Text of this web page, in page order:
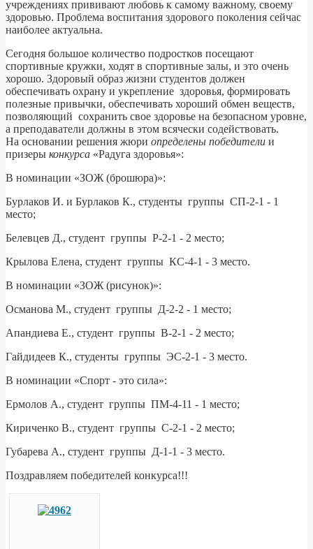
учреждениях прививают любовь к самому важному, своему
здоровью. Проблема воспитания здорового поколения сейчас
наиболее актуальна.
Сегодня большое количество подростков посещают
спортивные кружки, ходят в спортивные залы, и это очень
хорошо. Здоровый образ жизни студентов должен
обеспечивать охрану и укрепление здоровья, формировать
полезные привычки, обеспечивать хороший обмен веществ,
позволяющий сохранить свое здоровье на безопасном уровне,
а преподаватели должны в этом всячески содействовать.
На основании решения жюри определены победители и
призеры конкурса «Радуга здоровья»:
В номинации «ЗОЖ (брошюра)»:
Бурлаков И. и Бурлаков К., студенты группы СП-2-1 - 1
место;
Белевцев Д., студент группы Р-2-1 - 2 место;
Крылова Елена, студент группы КС-4-1 - 3 место.
В номинации «ЗОЖ (рисунок)»:
Османова М., студент группы Д-2-2 - 1 место;
Апандиева Е., студент группы В-2-1 - 2 место;
Гайдидеев К., студенты группы ЭС-2-1 - 3 место.
В номинации «Спорт - это сила»:
Ермолов А., студент группы ПМ-4-11 - 1 место;
Кириченко В., студент группы С-2-1 - 2 место;
Губарева А., студент группы Д-1-1 - 3 место.
Поздравляем победителей конкурса!!!